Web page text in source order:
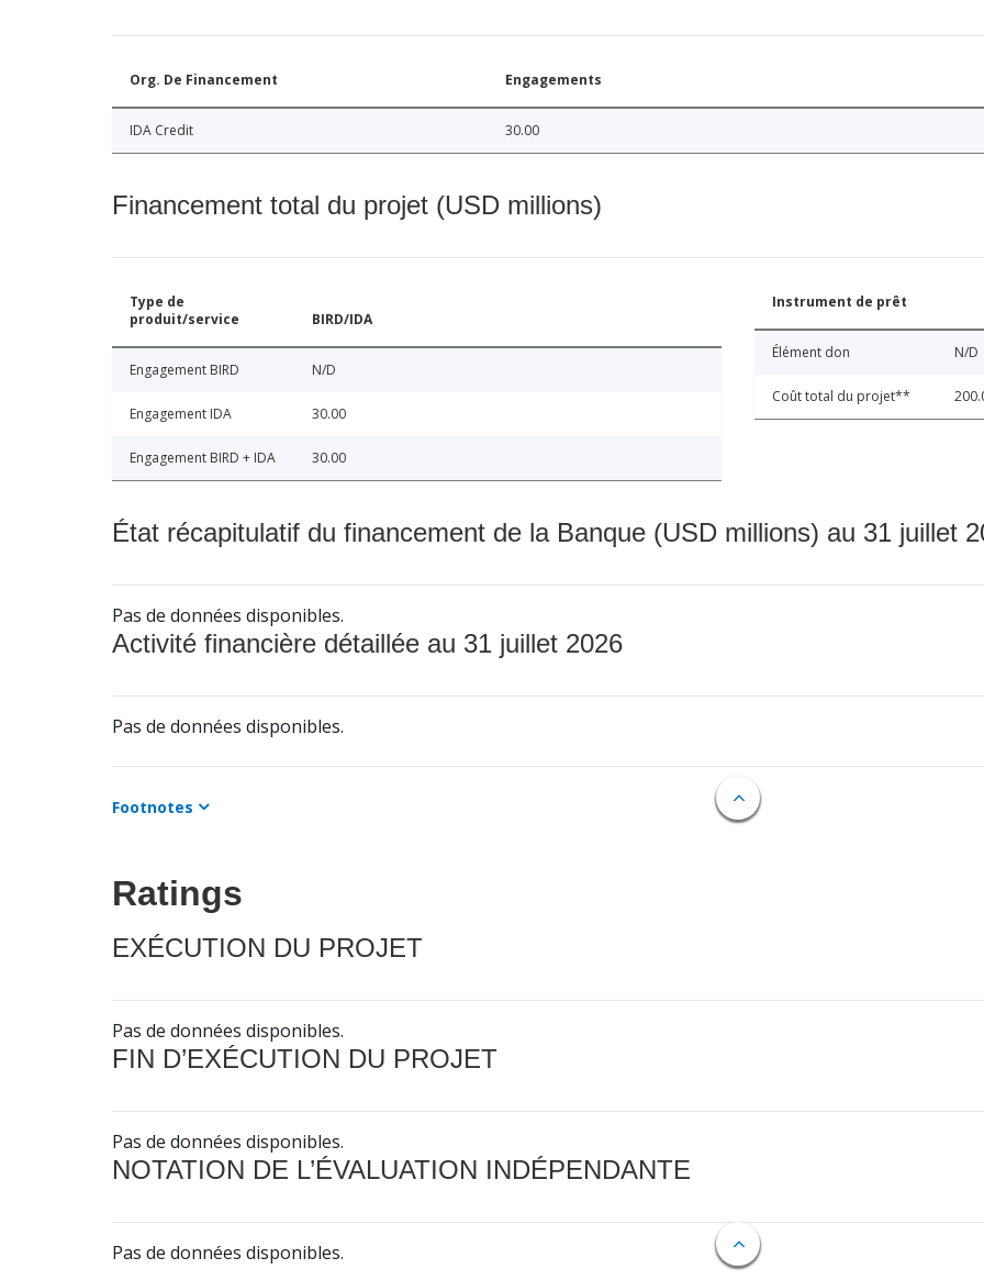
Org. De Financement Engagements
IDA Credit 30.00
Financement total du projet (USD millions)
Type de
produit/service
BIRD/IDA
Engagement BIRD N/D
Engagement IDA 30.00
Engagement BIRD + IDA 30.00
Instrument de prêt
Élément don N/D
Coût total du projet**
État récapitulatif du financement de la Banque (USD millions) au 31 juillet
Pas de données disponibles.
Activité financière détaillée au 31 juillet 2026
Pas de données disponibles.
Footnotes
Ratings
EXÉCUTION DU PROJET
Pas de données disponibles.
FIN D’EXÉCUTION DU PROJET
Pas de données disponibles.
NOTATION DE L’ÉVALUATION INDÉPENDANTE
Pas de données disponibles.